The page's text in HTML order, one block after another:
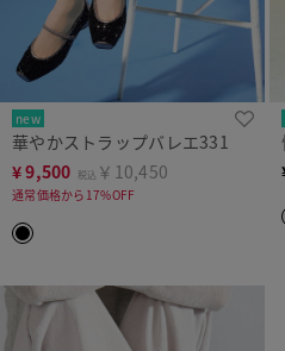
new
華やかストラップバレエ331
¥9,500 税込 ￥10,450
通常価格から17%OFF